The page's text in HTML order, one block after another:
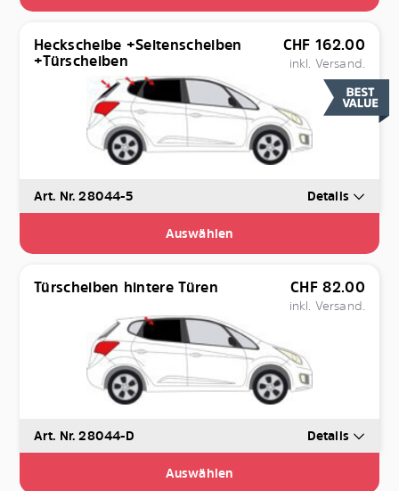
Heckscheibe +Seitenscheiben
+Türscheiben
CHF 162.00
inkl. Versand.
Art. Nr. 28044-5 Details
Auswählen
Türscheiben hintere Türen CHF 82.00
inkl. Versand.
Art. Nr. 28044-D Details
Auswählen